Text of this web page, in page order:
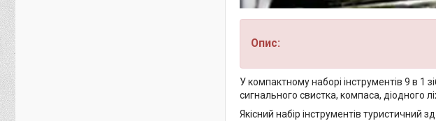
Опис:
У компактному наборі інструментів 9 в 1
сигнального свистка, компаса, діодного
Якісний набір інструментів туристичний